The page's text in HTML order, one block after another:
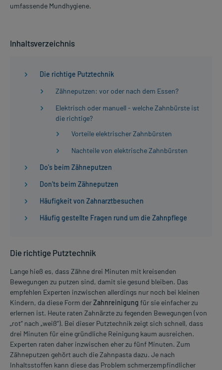
umfassende Mundhygiene.
Inhaltsverzeichnis
Die richtige Putztechnik
Zähneputzen: vor oder nach dem Essen?
Elektrisch oder manuell - welche Zahnbürste ist
die richtige?
Vorteile elektrischer Zahnbürsten
Nachteile von elektrische Zahnbürsten
Do's beim Zähneputzen
Don'ts beim Zähneputzen
Häufigkeit von Zahnarztbesuchen
Häufig gestellte Fragen rund um die Zahnpflege
Die richtige Putztechnik
Lange hieß es, dass Zähne drei Minuten mit kreisenden
Bewegungen zu putzen sind, damit sie gesund bleiben. Das
empfehlen Experten inzwischen allerdings nur noch bei kleinen
Kindern, da diese Form derZahnreinigung für sie einfacher zu
erlernen ist. Heute raten Zahnärzte zu fegenden Bewegungen (von
„rot“ nach „weiß“). Bei dieser Putztechnik zeigt sich schnell, dass
drei Minuten für eine gründliche Reinigung kaum ausreichen.
Experten raten daher inzwischen eher zu fünf Minuten. Zum
Zähneputzen gehört auch die Zahnpasta dazu. Je nach
Inhaltsstoffen kann diese das Problem schmerzempfindlicher